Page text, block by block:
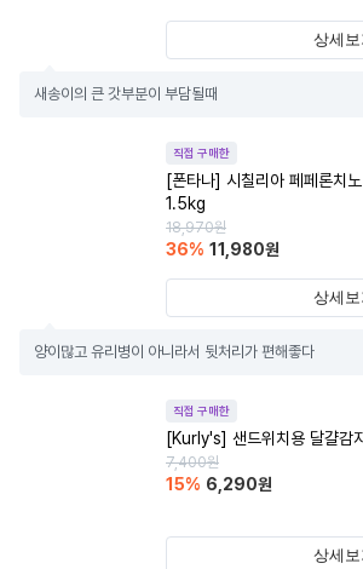
상세보
새송이의 큰 갓부분이 부담될때
직접 구매한
[폰타나] 시칠리아 페페론치
1.5kg
18,970원
36% 11,980원
상세보
양이많고 유리병이 아니라서 뒷처리가 편해좋다
직접 구매한
[Kurly's] 샌드위치용 달걀감
7,400원
15% 6,290원
상세보